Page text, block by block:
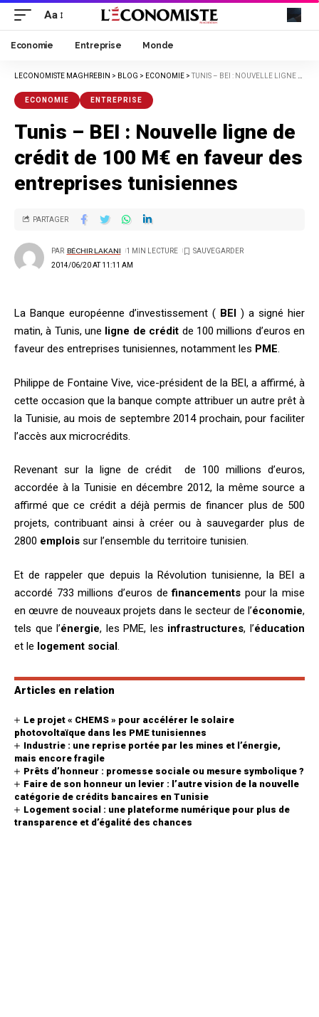
Aa
Economie Entreprise Monde
LECONOMISTE MAGHREBIN > BLOG > ECONOMIE >TUNIS – BEI : NOUVELLE LIGNE DE CRÉDIT DE 100 M€ EN FAVEUR DES ENTREPRISES TUNISIENNES
ECONOMIE ENTREPRISE
Tunis – BEI : Nouvelle ligne de
crédit de 100 M€ en faveur des
entreprises tunisiennes
2014/06/20 AT 11:11 AM
PAR BÉCHIR LAKANI 1 MIN LECTURE
PARTAGER
La Banque européenne d’investissement ( BEI ) a signé hier
matin, à Tunis, une ligne de crédit de 100 millions d’euros en
faveur des entreprises tunisiennes, notamment les PME.
Philippe de Fontaine Vive, vice-président de la BEI, a affirmé, à
cette occasion que la banque compte attribuer un autre prêt à
la Tunisie, au mois de septembre 2014 prochain, pour faciliter
l’accès aux microcrédits.
Revenant sur la ligne de crédit de 100 millions d’euros,
accordée à la Tunisie en décembre 2012, la même source a
affirmé que ce crédit a déjà permis de financer plus de 500
projets, contribuant ainsi à créer ou à sauvegarder plus de
2800 emplois sur l’ensemble du territoire tunisien.
Et de rappeler que depuis la Révolution tunisienne, la BEI a
accordé 733 millions d’euros definancements pour la mise
en œuvre de nouveaux projets dans le secteur de l’économie,
tels que l’énergie, les PME, les infrastructures, l’éducation
et le logement social
Articles en relation
Le projet « CHEMS » pour accélérer le solaire
photovoltaïque dans les PME tunisiennes
Industrie : une reprise portée par les mines et l’énergie,
mais encore fragile
Prêts d’honneur : promesse sociale ou mesure symbolique ?
Faire de son honneur un levier : l’autre vision de la nouvelle
catégorie de crédits bancaires en Tunisie
Logement social : une plateforme numérique pour plus de
transparence et d’égalité des chances